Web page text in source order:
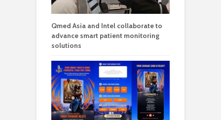
Qmed Asia and Intel collaborate to
advance smart patient monitoring
solutions